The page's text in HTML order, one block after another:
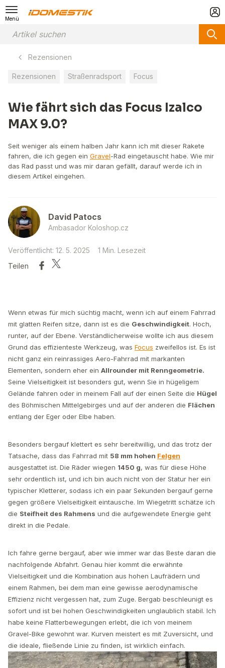
Menü
Rezensionen
Rezensionen Straßenradsport Focus
Wie fährt sich das Focus Izalco
MAX 9.0?
Seit weniger als einem halben Jahr kann ich mit dieser Rakete
fahren, die ich gegen ein Gravel-Rad eingetauscht habe. Wie mir
das Rad passt und was mir daran gefällt, darauf werde ich in
diesem Artikel eingehen.
David Patocs
Ambasador Koloshop.cz
Veröffentlicht: 12. 5. 2025
1 Min. Lesezeit
Teilen
Wenn etwas für mich süchtig macht, wenn ich auf einem Fahrrad
mit glatten Reifen sitze, dann ist es die Geschwindigkeit. Hoch,
runter, auf der Ebene. Verständlicherweise wollte ich aus diesem
Grund das effizienteste Werkzeug, was Focus zweifellos ist. Es ist
nicht ganz ein reinrassiges Aero-Fahrrad mit markanten
Elementen, sondern eher ein Allrounder mit Renngeometrie.
Seine Vielseitigkeit ist besonders gut, wenn Sie in hügeligem
Gelände fahren oder in meinem Fall auf der einen Seite die Hügel
des Böhmischen Mittelgebirges und auf der anderen die Flächen
entlang der Eger oder Elbe haben.
Besonders bergauf klettert es sehr bereitwillig, und das trotz der
Tatsache, dass das Fahrrad mit 58 mm hohen Felgen
ausgestattet ist. Die Räder wiegen 1450 g, was für diese Höhe
sehr ordentlich ist, und ich bin auch nicht von der Statur her ein
typischer Kletterer, sodass ich ein paar Sekunden bergauf gerne
gegen größere Vielseitigkeit eintausche. Im Wiegetritt schätze ich
die Steifheit des Rahmens und die aufgewendete Energie geht
direkt in die Pedale.
Ich fahre gerne bergauf, aber wie immer war das Beste daran die
nachfolgende Abfahrt. Genau hier kommt die erwähnte
Vielseitigkeit und die Kombination aus hohen Laufrädern und
einem Rahmen, bei dem man eine gewisse aerodynamische
Effizienz nicht vergessen hat, zum Zuge. Bergab beschleunigt es
sofort und ist bei hohen Geschwindigkeiten unglaublich stabil. Ich
habe keine Flatterbewegungen erlebt, die ich von meinem
Gravel-Bike gewohnt war. Kurven meistert es mit Zuversicht, und
die ideale, fließende Linie zu finden, ist wirklich einfach.